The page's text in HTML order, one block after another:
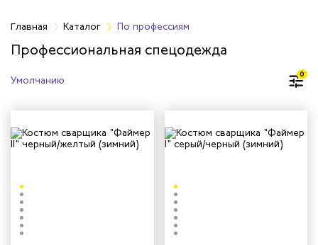
Главная Каталог По профессиям
Профессиональная спецодежда
0